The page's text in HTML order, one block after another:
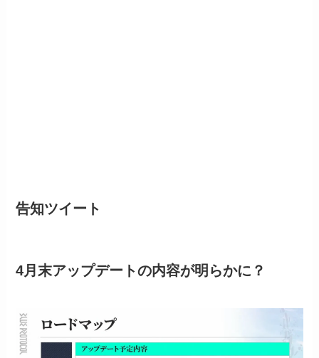
告知ツイート
4月末アップデートの内容が明らかに？